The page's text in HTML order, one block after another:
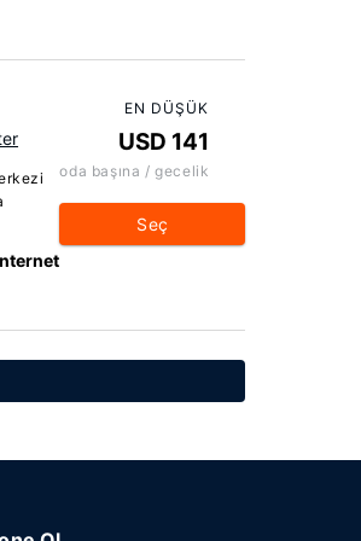
EN DÜŞÜK
USD 141
oda başına / gecelik
Seç